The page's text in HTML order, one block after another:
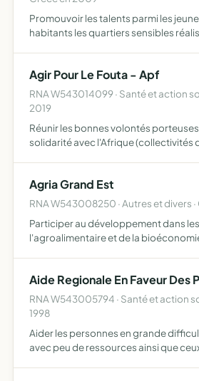
Promouvoir les talents parmi les
habitants les quartiers sensibles
Agir Pour Le Fouta - Apf
RNA W543014099 · Santé et action
2019
Réunir les bonnes volontés
solidarité avec l'Afrique (collectivités
éducatio…
Agria Grand Est
RNA W543008250 · Autres et divers ·
Participer au développement dans
l'agroalimentaire et de la
agro-alimen…
Aide Regionale En Faveur Des
RNA W543005794 · Santé et action
1998
Aider les personnes en grande
avec peu de ressources ainsi que